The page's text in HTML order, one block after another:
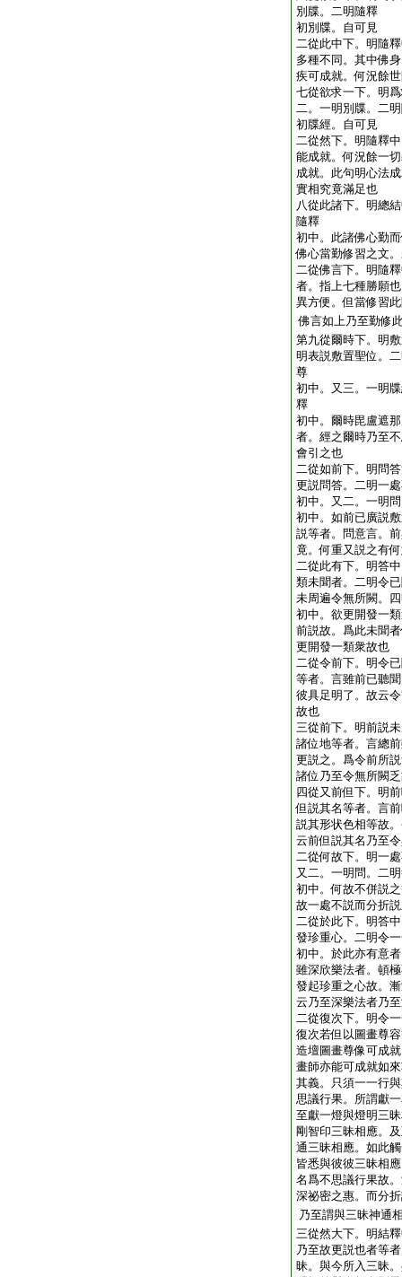
別牒。二明隨釋
初別牒。自可見
二從此中下。明隨
多種不同。其中佛
疾可成就。何況餘
七從欲求一下。明
二。一明別牒。二
初牒經。自可見
二從然下。明隨釋
能成就。何況餘一
成就。此句明心法
實相究竟滿足也
八從此諸下。明總
隨釋
初中。此諸佛心勤
佛心當勤修習之文
二從佛言下。明隨
者。指上七種勝願
異方便。但當修習
佛言如上乃至勤修
第九從爾時下。明
明表説敷置聖位。
尊
初中。又三。一明
釋
初中。爾時毘盧遮
者。經之爾時乃至
會引之也
二從如前下。明問
更説問答。二明一
初中。又二。一明
初中。如前已廣説
説等者。問意言。
竟。何重又説之有
二從此有下。明答
類未聞者。二明令
未周遍令無所闕。
初中。欲更開發一
前説故。爲此未聞
更開發一類衆故也
二從令前下。明令
等者。言雖前已聽
彼具足明了。故云
故也
三從前下。明前説
諸位地等者。言總
更説之。爲令前所
諸位乃至令無所闕
四從又前但下。明
但説其名等者。言
説其形状色相等故
云前但説其名乃至
二從何故下。明一
又二。一明問。二
初中。何故不併説
故一處不説而分折
二從於此下。明答
發珍重心。二明令
初中。於此亦有意
雖深欣樂法者。頓
發起珍重之心故。
云乃至深樂法者乃
二從復次下。明令
復次若但以圖畫尊
造壇圖畫尊像可成
畫師亦能可成就如
其義。只須一一行
思議行果。所謂獻
至獻一燈與燈明三
剛智印三昧相應。
通三昧相應。如此
皆悉與彼彼三昧相
名爲不思議行果故
深祕密之惠。而分
乃至謂與三昧神通
三從然大下。明結
乃至故更説也者等
昧。與今所入三昧